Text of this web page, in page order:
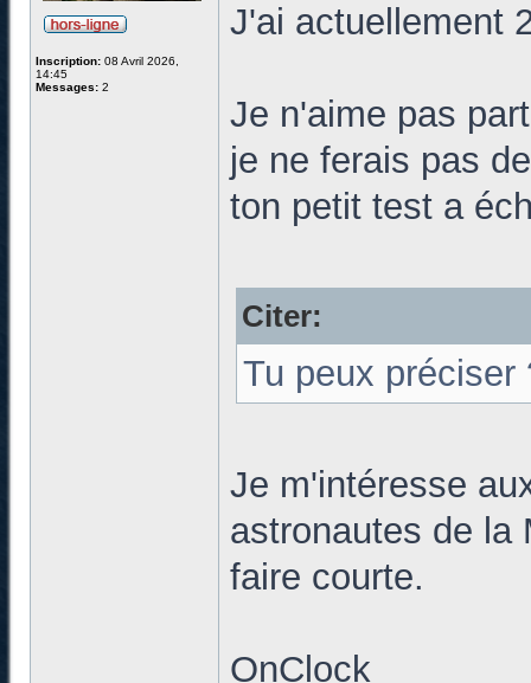
Inscription: 08 Avril 2026,
14:45
Messages: 2
J'ai actuellement
Je n'aime pas
je ne ferais pas
ton petit test a
Citer:
Tu peux
Je m'intéresse
astronautes de la
faire courte.
OnClock